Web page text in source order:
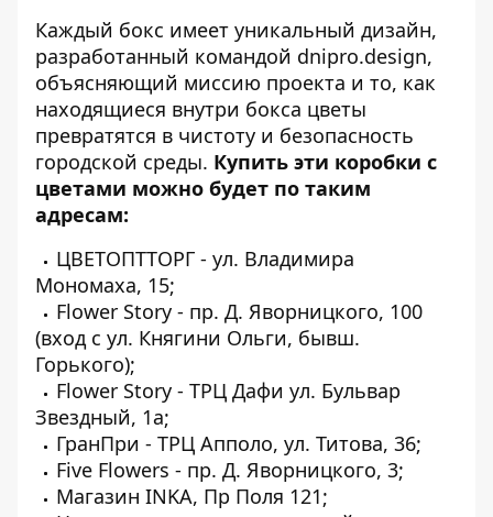
Каждый бокс имеет уникальный дизайн,
разработанный командой dnipro.design,
объясняющий миссию проекта и то, как
находящиеся внутри бокса цветы
превратятся в чистоту и безопасность
городской среды. Купить эти коробки с
цветами можно будет по таким
адресам:
ЦВЕТОПТТОРГ - ул. Владимира
Мономаха, 15;
Flower Story - пр. Д. Яворницкого, 100
(вход с ул. Княгини Ольги, бывш.
Горького);
Flower Story - ТРЦ Дафи ул. Бульвар
Звездный, 1а;
ГранПри - ТРЦ Апполо, ул. Титова, 36;
Five Flowers - пр. Д. Яворницкого, 3;
Магазин INKA, Пр Поля 121;